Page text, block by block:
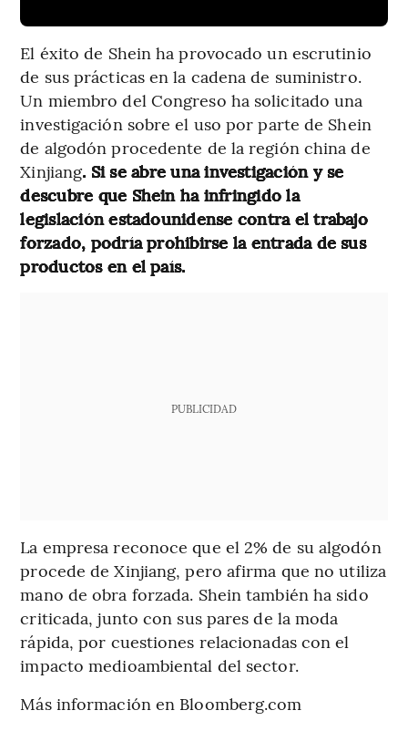
El éxito de Shein ha provocado un escrutinio
de sus prácticas en la cadena de suministro.
Un miembro del Congreso ha solicitado una
investigación sobre el uso por parte de Shein
de algodón procedente de la región china de
Xinjiang. Si se abre una investigación y se
descubre que Shein ha infringido la
legislación estadounidense contra el trabajo
forzado, podría prohibirse la entrada de sus
productos en el país.
PUBLICIDAD
La empresa reconoce que el 2% de su algodón
procede de Xinjiang, pero afirma que no utiliza
mano de obra forzada. Shein también ha sido
criticada, junto con sus pares de la moda
rápida, por cuestiones relacionadas con el
impacto medioambiental del sector.
Más información en Bloomberg.com